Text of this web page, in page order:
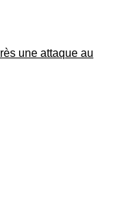
une attaque au